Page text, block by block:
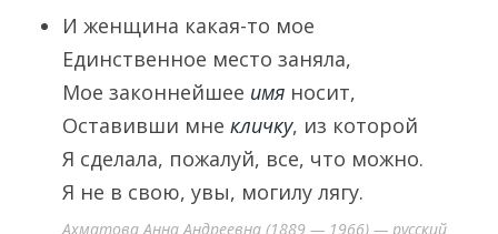
И женщина какая-то мое
Единственное место заняла,
Мое законнейшее имя носит,
Оставивши мне кличку, из которой
Я сделала, пожалуй, все, что можно.
Я не в свою, увы, могилу лягу.
Ахматова Анна Андреевна (1889 — 1966) — русский